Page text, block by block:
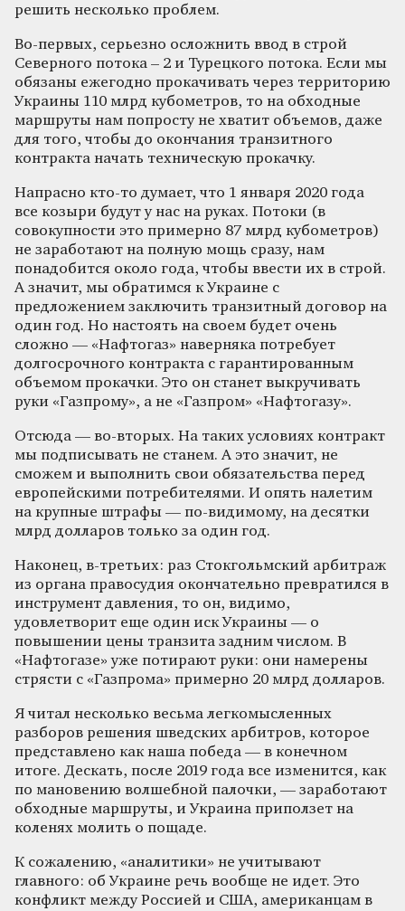
решить несколько проблем.
Во-первых, серьезно осложнить ввод в строй
Северного потока – 2 и Турецкого потока. Если мы
обязаны ежегодно прокачивать через территорию
Украины 110 млрд кубометров, то на обходные
маршруты нам попросту не хватит объемов, даже
для того, чтобы до окончания транзитного
контракта начать техническую прокачку.
Напрасно кто-то думает, что 1 января 2020 года
все козыри будут у нас на руках. Потоки (в
совокупности это примерно 87 млрд кубометров)
не заработают на полную мощь сразу, нам
понадобится около года, чтобы ввести их в строй.
А значит, мы обратимся к Украине с
предложением заключить транзитный договор на
один год. Но настоять на своем будет очень
сложно — «Нафтогаз» наверняка потребует
долгосрочного контракта с гарантированным
объемом прокачки. Это он станет выкручивать
руки «Газпрому», а не «Газпром» «Нафтогазу».
Отсюда — во-вторых. На таких условиях контракт
мы подписывать не станем. А это значит, не
сможем и выполнить свои обязательства перед
европейскими потребителями. И опять налетим
на крупные штрафы — по-видимому, на десятки
млрд долларов только за один год.
Наконец, в-третьих: раз Стокгольмский арбитраж
из органа правосудия окончательно превратился в
инструмент давления, то он, видимо,
удовлетворит еще один иск Украины — о
повышении цены транзита задним числом. В
«Нафтогазе» уже потирают руки: они намерены
стрясти с «Газпрома» примерно 20 млрд долларов.
Я читал несколько весьма легкомысленных
разборов решения шведских арбитров, которое
представлено как наша победа — в конечном
итоге. Дескать, после 2019 года все изменится, как
по мановению волшебной палочки, — заработают
обходные маршруты, и Украина приползет на
коленях молить о пощаде.
К сожалению, «аналитики» не учитывают
главного: об Украине речь вообще не идет. Это
конфликт между Россией и США, американцам в